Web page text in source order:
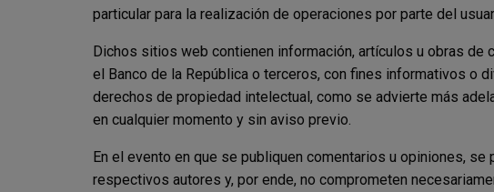
particular para la realización de operaciones por parte del
Dichos sitios web contienen información, artículos u obras
el Banco de la República o terceros, con fines informativos o
derechos de propiedad intelectual, como se advierte más
en cualquier momento y sin aviso previo.
En el evento en que se publiquen comentarios u opiniones,
respectivos autores y, por ende, no comprometen